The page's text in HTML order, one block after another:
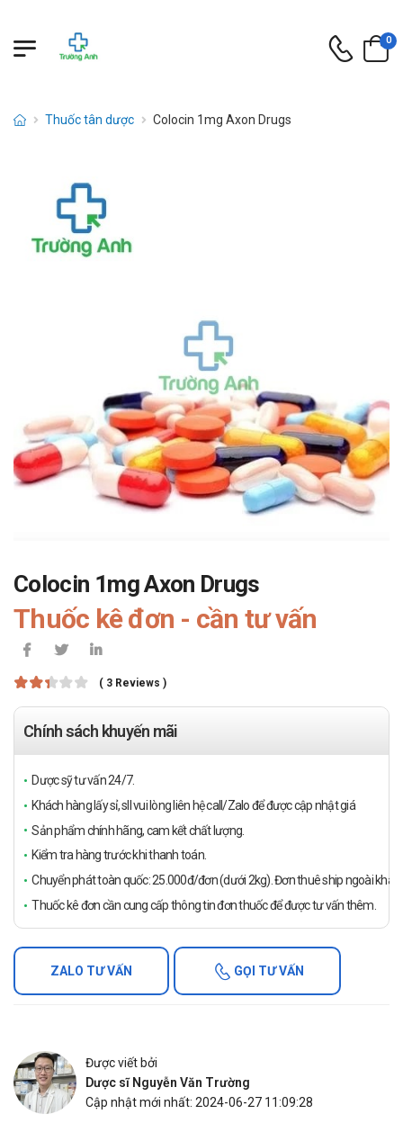
0
Thuốc tân dược Colocin 1mg Axon Drugs
Colocin 1mg Axon Drugs
Thuốc kê đơn - cần tư vấn
( 3 Reviews )
Chính sách khuyến mãi
Dược sỹ tư vấn 24/7.
Khách hàng lấy sỉ, sll vui lòng liên hệ call/Zalo để được cập nhật giá
Sản phẩm chính hãng, cam kết chất lượng.
Kiểm tra hàng trước khi thanh toán.
Chuyển phát toàn quốc: 25.000đ/đơn (dưới 2kg). Đơn thuê ship ngoài
Thuốc kê đơn cần cung cấp thông tin đơn thuốc để được tư vấn thêm.
ZALO TƯ VẤN GỌI TƯ VẤN
Được viết bởi
Dược sĩ Nguyễn Văn Trường
Cập nhật mới nhất: 2024-06-27 11:09:28